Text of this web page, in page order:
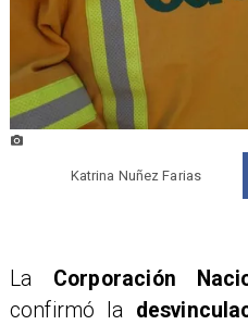
Katrina Nuñez Farias
​La Corporación
confirmó la